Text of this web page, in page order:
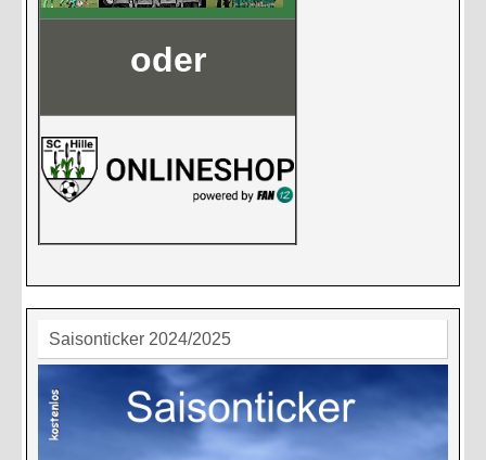
oder
Saisonticker 2024/2025